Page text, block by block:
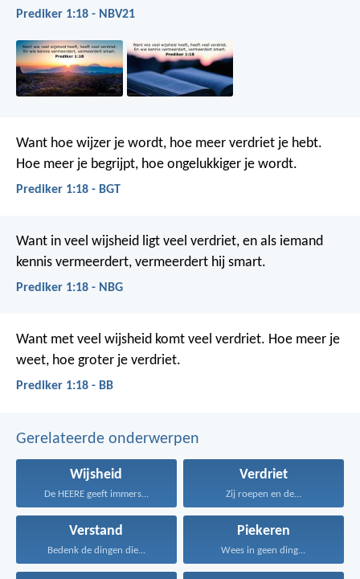
Prediker 1:18 - NBV21
Want hoe wijzer je wordt, hoe meer verdriet je hebt.
Hoe meer je begrijpt, hoe ongelukkiger je wordt.
Prediker 1:18 - BGT
Want in veel wijsheid ligt veel verdriet, en als iemand
kennis vermeerdert, vermeerdert hij smart.
Prediker 1:18 - NBG
Want met veel wijsheid komt veel verdriet. Hoe meer je
weet, hoe groter je verdriet.
Prediker 1:18 - BB
Gerelateerde onderwerpen
Wijsheid
De HEERE geeft immers...
Verdriet
Zij roepen en de...
Verstand
Bedenk de dingen die...
Piekeren
Wees in geen ding...